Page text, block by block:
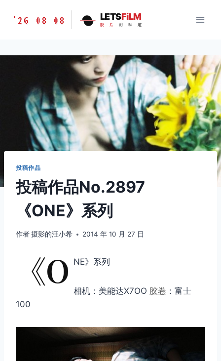
胶
味
'26 08 08 LETSFiLM
胶 片 的 味 道
投稿作品
投稿作品No.2897
《ONE》系列
作者摄影的汪小希 2014 年 10 月 27 日
《O NE》系列
相机：美能达X7OO 胶卷 ：富士
100